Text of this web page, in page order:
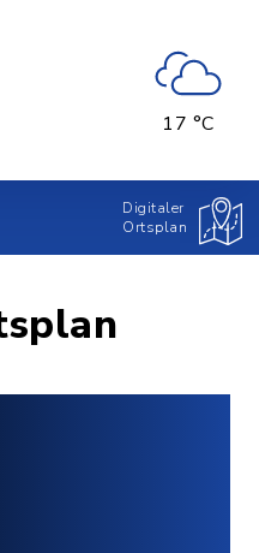
17 °C
Digitaler
Ortsplan